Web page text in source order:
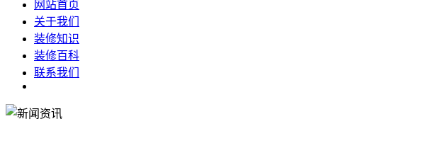
网站首页
关于我们
装修知识
装修百科
联系我们